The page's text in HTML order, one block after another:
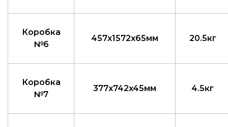
Коробка
№6
457x1572x65мм 20.5кг
Коробка
№7
377x742x45мм 4.5кг